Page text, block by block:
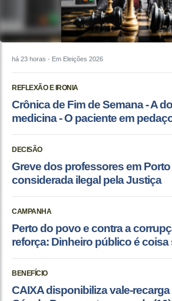
há 23 horas - Em Eleições 2026
REFLEXÃO E IRONIA
Crônica de Fim de Semana - A
medicina - O paciente em
DECISÃO
Greve dos professores em Porto
considerada ilegal pela Justiça
CAMPANHA
Perto do povo e contra a
reforça: Dinheiro público é coisa
BENEFÍCIO
CAIXA disponibiliza vale-